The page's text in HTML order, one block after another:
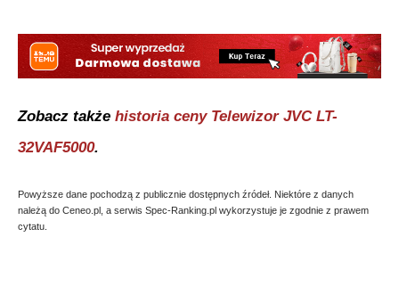
Zobacz także historia ceny Telewizor JVC LT-
32VAF5000.
Powyższe dane pochodzą z publicznie dostępnych źródeł. Niektóre z danych
należą do Ceneo.pl, a serwis Spec-Ranking.pl wykorzystuje je zgodnie z prawem
cytatu.